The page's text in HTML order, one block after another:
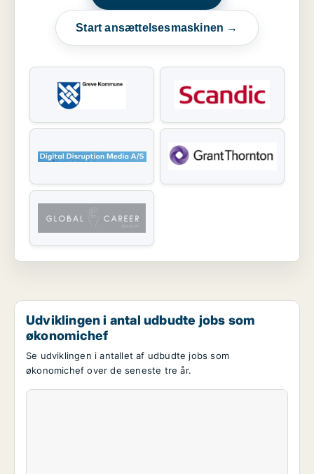
Start ansættelsesmaskinen →
Udviklingen i antal udbudte jobs som
økonomichef
Se udviklingen i antallet af udbudte jobs som
økonomichef over de seneste tre år.